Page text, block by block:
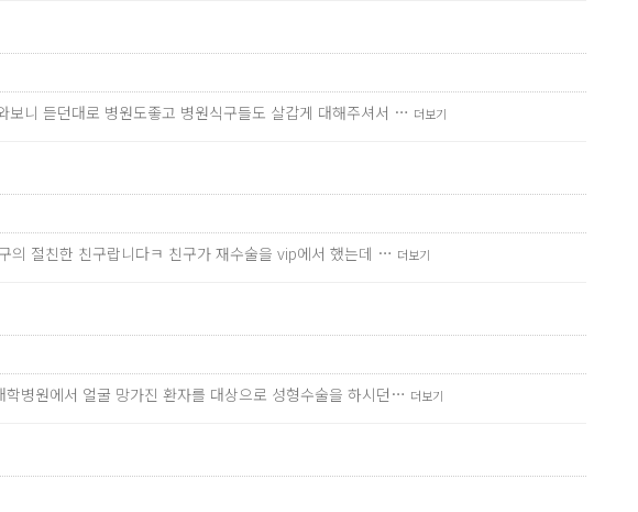
니 듣던대로 병원도좋고 병원식구들도 살갑게 대해주셔서 … 더보기
의 절친한 친구랍니다ㅋ 친구가 재수술을 vip에서 했는데 … 더보기
병원에서 얼굴 망가진 환자를 대상으로 성형수술을 하시던… 더보기